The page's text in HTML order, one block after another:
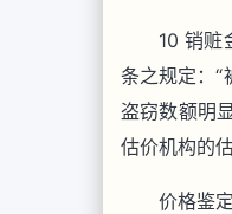
10 销赃
条之规定：
盗窃数额明
估价机构的
价格鉴定